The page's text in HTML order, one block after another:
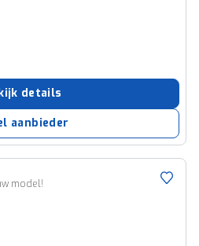
details
aanbieder
model!